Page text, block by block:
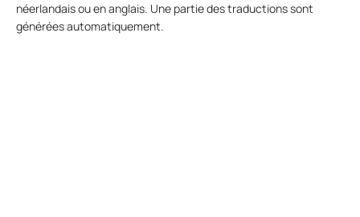
néerlandais ou en anglais. Une partie des traductions sont
générées automatiquement.